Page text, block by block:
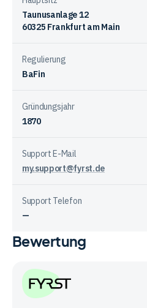
Taunusanlage 12
60325 Frankfurt am Main
Regulierung
BaFin
Gründungsjahr
1870
Support E-Mail
my.support@fyrst.de
Support Telefon
—
Vergleichstabelle
Unternehmensstruktur
Anbieter
Bewertung
FYRST